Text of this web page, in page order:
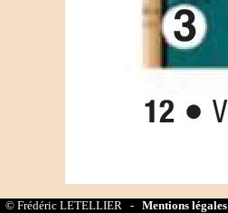
© Frédéric LETELLIER - Mentions légales